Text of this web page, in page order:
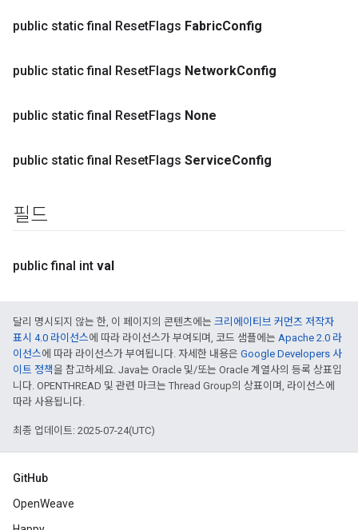
public static final ResetFlags FabricConfig
public static final ResetFlags NetworkConfig
public static final ResetFlags None
public static final ResetFlags ServiceConfig
필드
public final int val
달리 명시되지 않는 한, 이 페이지의 콘텐츠에는 크리에이티브 커먼즈 저작자
표시 4.0 라이선스에 따라 라이선스가 부여되며, 코드 샘플에는 Apache 2.0 라
이선스에 따라 라이선스가 부여됩니다. 자세한 내용은 Google Developers 사
이트 정책을 참고하세요. Java는 Oracle 및/또는 Oracle 계열사의 등록 상표입
니다. OPENTHREAD 및 관련 마크는 Thread Group의 상표이며, 라이선스에
따라 사용됩니다.
최종 업데이트: 2025-07-24(UTC)
GitHub
OpenWeave